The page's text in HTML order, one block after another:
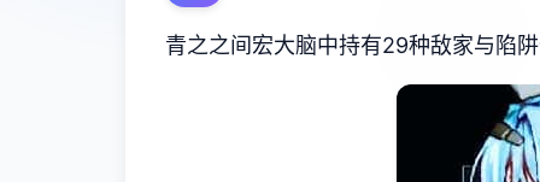
青之之间宏大脑中持有29种敌家与陷